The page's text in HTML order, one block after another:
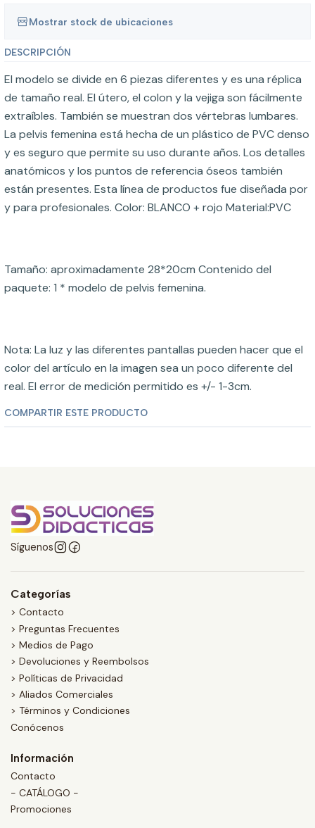
Mostrar stock de ubicaciones
DESCRIPCIÓN
El modelo se divide en 6 piezas diferentes y es una réplica
de tamaño real. El útero, el colon y la vejiga son fácilmente
extraíbles. También se muestran dos vértebras lumbares.
La pelvis femenina está hecha de un plástico de PVC denso
y es seguro que permite su uso durante años. Los detalles
anatómicos y los puntos de referencia óseos también
están presentes. Esta línea de productos fue diseñada por
y para profesionales. Color: BLANCO + rojo Material:PVC
Tamaño: aproximadamente 28*20cm Contenido del
paquete: 1 * modelo de pelvis femenina.
Nota: La luz y las diferentes pantallas pueden hacer que el
color del artículo en la imagen sea un poco diferente del
real. El error de medición permitido es +/- 1-3cm.
COMPARTIR ESTE PRODUCTO
Síguenos
Categorías
> Contacto
> Preguntas Frecuentes
> Medios de Pago
> Devoluciones y Reembolsos
> Políticas de Privacidad
> Aliados Comerciales
> Términos y Condiciones
Conócenos
Información
Contacto
- CATÁLOGO -
Promociones